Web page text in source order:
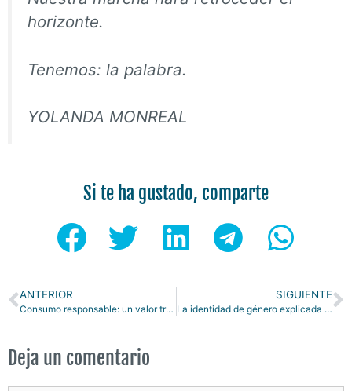
horizonte.
Tenemos: la palabra.
YOLANDA MONREAL
Si te ha gustado, comparte
ANTERIOR
Consumo responsable: un valor transversal en cualquier proyecto socioeducativo
SIGUIENTE
La identidad de género explicada a niñas y niños: ejemplos y juegos
Deja un comentario